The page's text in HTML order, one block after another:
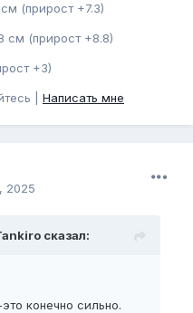
(прирост +7.3)
см (прирост +8.8)
+3)
| Написать мне
2025
сказал:
конечно сильно.